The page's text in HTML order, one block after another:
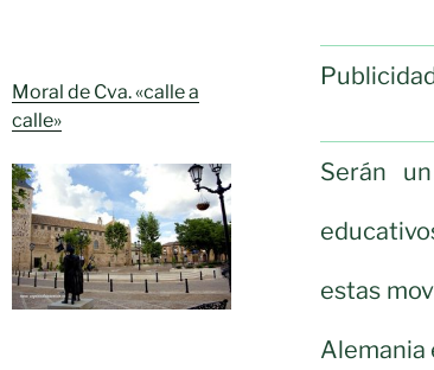
Moral de Cva. «calle a
calle»
Serán
estas
Alemania